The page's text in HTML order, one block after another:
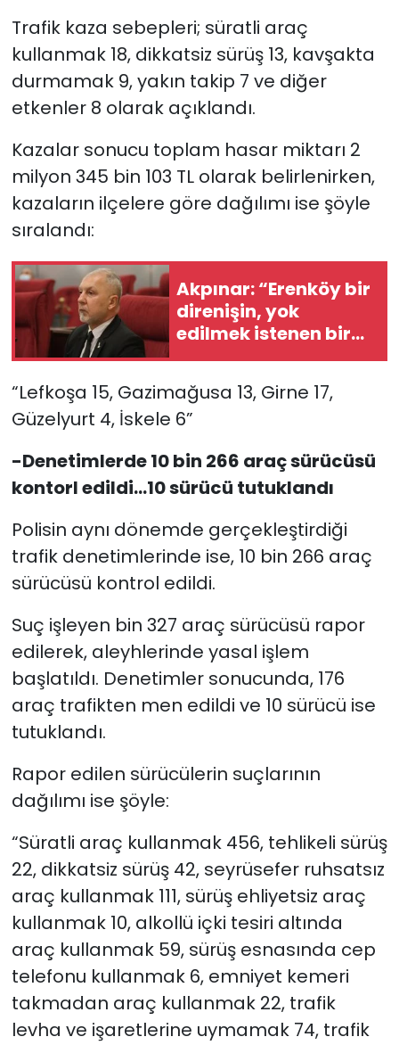
Trafik kaza sebepleri; süratli araç
kullanmak 18, dikkatsiz sürüş 13, kavşakta
durmamak 9, yakın takip 7 ve diğer
etkenler 8 olarak açıklandı.
Kazalar sonucu toplam hasar miktarı 2
milyon 345 bin 103 TL olarak belirlenirken,
kazaların ilçelere göre dağılımı ise şöyle
sıralandı:
Akpınar: “Erenköy bir
direnişin, yok
edilmek istenen bir
halkın ‘Ben
olmaya devam
edeceğim’ dediği yer
“Lefkoşa 15, Gazimağusa 13, Girne 17,
Güzelyurt 4, İskele 6”
-Denetimlerde 10 bin 266 araç sürücüsü
kontorl edildi…10 sürücü tutuklandı
Polisin aynı dönemde gerçekleştirdiği
trafik denetimlerinde ise, 10 bin 266 araç
sürücüsü kontrol edildi.
Suç işleyen bin 327 araç sürücüsü rapor
edilerek, aleyhlerinde yasal işlem
başlatıldı. Denetimler sonucunda, 176
araç trafikten men edildi ve 10 sürücü ise
tutuklandı.
Rapor edilen sürücülerin suçlarının
dağılımı ise şöyle:
“Süratli araç kullanmak 456, tehlikeli sürüş
22, dikkatsiz sürüş 42, seyrüsefer ruhsatsız
araç kullanmak 111, sürüş ehliyetsiz araç
kullanmak 10, alkollü içki tesiri altında
araç kullanmak 59, sürüş esnasında cep
telefonu kullanmak 6, emniyet kemeri
takmadan araç kullanmak 22, trafik
levha ve işaretlerine uymamak 74, trafik
TÜRKiYE
Video Galeri
YAŞAM
Yazarlar